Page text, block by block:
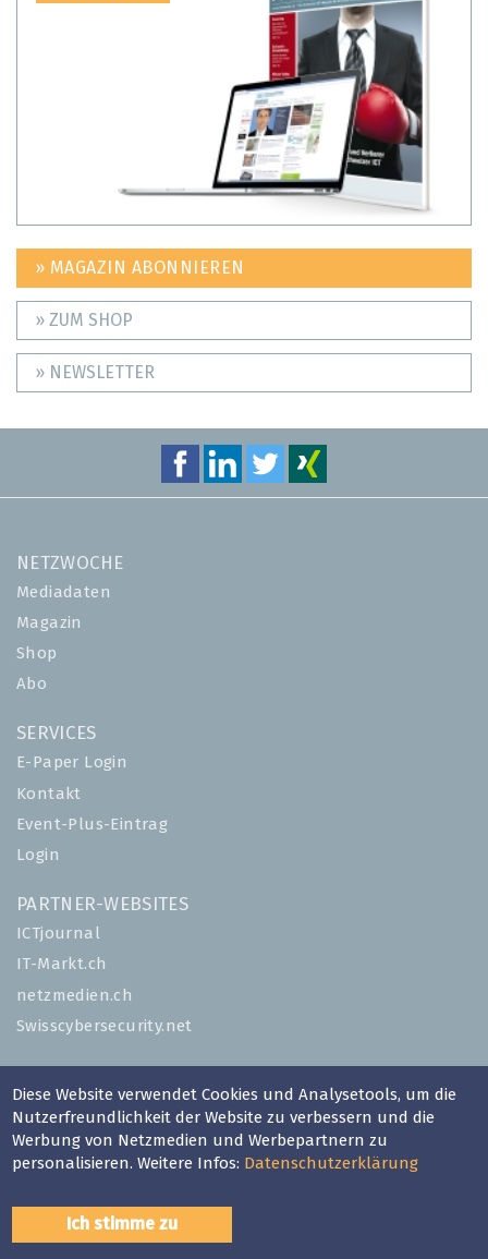
» MAGAZIN ABONNIEREN
» ZUM SHOP
» NEWSLETTER
NETZWOCHE
Mediadaten
Magazin
Shop
Abo
SERVICES
E-Paper Login
Kontakt
Event-Plus-Eintrag
Login
PARTNER-WEBSITES
ICTjournal
IT-Markt.ch
netzmedien.ch
Swisscybersecurity.net
Impressum
AGB
Nutzungsbestimmungen
Diese Website verwendet Cookies und Analysetools, um die
Nutzerfreundlichkeit der Website zu verbessern und die
Werbung von Netzmedien und Werbepartnern zu
personalisieren. Weitere Infos: Datenschutzerklärung
Ich stimme zu